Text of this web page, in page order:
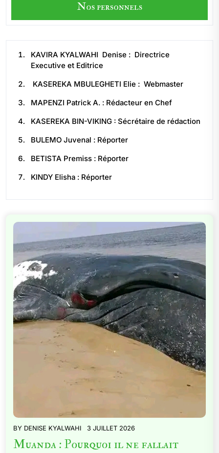
Nos personnels
KAVIRA KYALWAHI Denise : Directrice
Executive et Editrice
KASEREKA MBULEGHETI Elie : Webmaster
MAPENZI Patrick A. : Rédacteur en Chef
KASEREKA BIN-VIKING : Sécrétaire de rédaction
BULEMO Juvenal : Réporter
BETISTA Premiss : Réporter
KINDY Elisha : Réporter
BY DENISE KYALWAHI 3 JUILLET 2026
Muanda : Pourquoi il ne fallait